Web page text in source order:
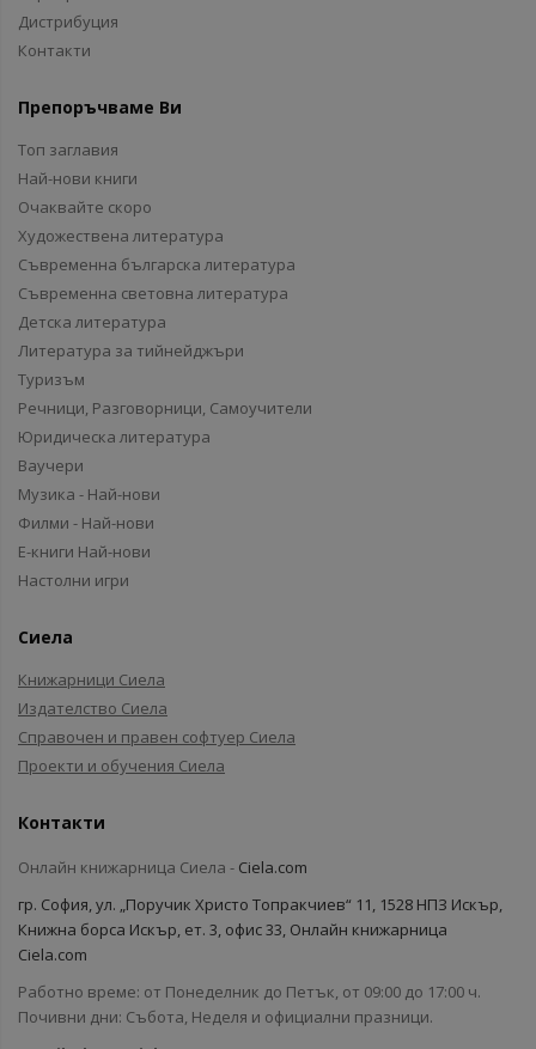
Дистрибуция
Контакти
Препоръчваме Ви
Топ заглавия
Най-нови книги
Очаквайте скоро
Художествена литература
Съвременна българска литература
Съвременна световна литература
Детска литература
Литература за тийнейджъри
Туризъм
Речници, Разговорници, Самоучители
Юридическа литература
Ваучери
Музика - Най-нови
Филми - Най-нови
Е-книги Най-нови
Настолни игри
Сиела
Книжарници Сиела
Издателство Сиела
Справочен и правен софтуер Сиела
Проекти и обучения Сиела
Контакти
Онлайн книжарница Сиела - Ciela.com
гр. София, ул. „Поручик Христо Топракчиев“ 11, 1528 НПЗ Искър,
Книжна борса Искър, ет. 3, офис 33, Онлайн книжарница
Ciela.com
Работно време: от Понеделник до Петък, от 09:00 до 17:00 ч.
Почивни дни: Събота, Неделя и официални празници.